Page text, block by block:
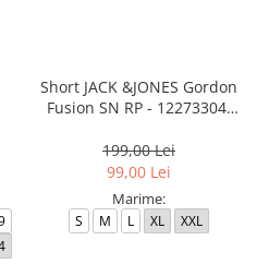
Short JACK &JONES Gordon
Fusion SN RP - 12273304-
199,00 Lei
99,00 Lei
Marime:
S M L XL XXL